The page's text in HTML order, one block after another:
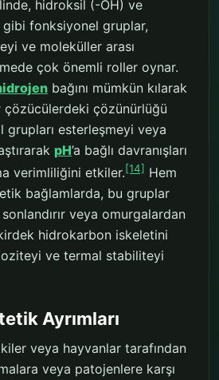
hidroksil (-OH) ve
fonksiyonel gruplar,
ve moleküller arası
çok önemli roller oynar.
bağını mümkün kılarak
çözücülerdeki çözünürlüğü
grupları esterleşmeyi veya
pH’a bağlı davranışları
verimliliğini etkiler.[14] Hem
bağlamlarda, bu gruplar
veya omurgalardan
hidrokarbon iskeletini
ve termal stabiliteyi
Ayrımları
veya hayvanlar tarafından
veya patojenlere karşı